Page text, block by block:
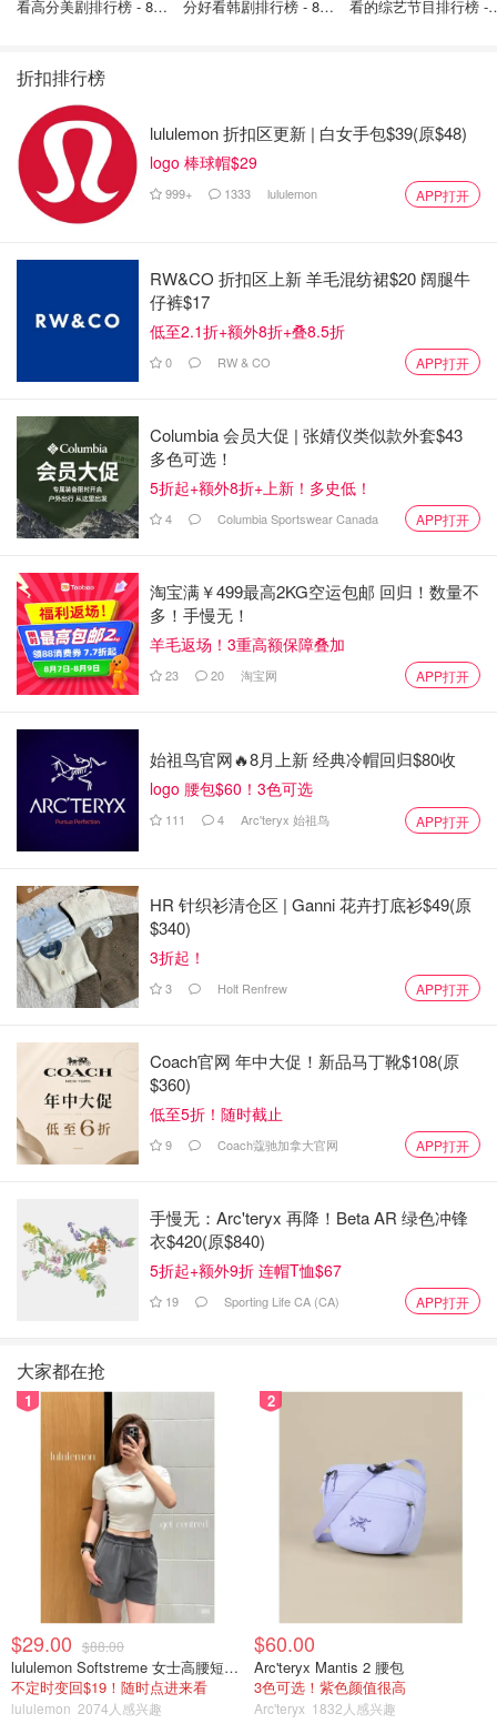
Missguided - Tangerine WaffleEmbroidered
Cropped Hoodie
$49.00
Top
$36.00
高腰绑带式
，略带法式风格，用蝴蝶结设计去缓冲
$43.00
Missguided US
购买
Missguided - Lilac Co Ord Plaid Mini Skirt
$36.00
Missguided US
高开叉
高开叉的穿搭又性感，又有效率，相当于直接将腿部用一种
裙，高开叉会更有韵味。
说到高开叉，第一个想到的就是咱们中式旗袍，自由走动的
时候，将身体曲线含蓄又优雅地展现出来。
裙，也能走出同样的效果。女孩子们穿它拍照的时候一定要
委屈膝盖露出大腿线条哦，超级迷人~
看高分美剧排行榜 - 8月
分好看韩剧排行榜 - 8月
看的综艺节目排行榜 -
折扣排行榜
lululemon 折扣区更新 | 白女手包$39(原$48)
logo 棒球帽$29
999+ 1333 lululemon APP打开
RW&CO 折扣区上新 羊毛混纺裙$20 阔腿牛
仔裤$17
低至2.1折+额外8折+叠8.5折
0 RW & CO APP打开
Columbia 会员大促 | 张婧仪类似款外套$43
多色可选！
5折起+额外8折+上新！多史低！
4 Columbia Sportswear Canada APP打开
淘宝满￥499最高2KG空运包邮 回归！数量不
多！手慢无！
羊毛返场！3重高额保障叠加
23 20 淘宝网 APP打开
始祖鸟官网🔥8月上新 经典冷帽回归$80收
logo 腰包$60！3色可选
111 4 Arc'teryx 始祖鸟 APP打开
HR 针织衫清仓区 | Ganni 花卉打底衫$49(原
$340)
3折起！
3 Holt Renfrew APP打开
Coach官网 年中大促！新品马丁靴$108(原
$360)
低至5折！随时截止
9 Coach蔻驰加拿大官网 APP打开
手慢无：Arc'teryx 再降！Beta AR 绿色冲锋
衣$420(原$840)
5折起+额外9折 连帽T恤$67
19 Sporting Life CA (CA) APP打开
大家都在抢
1
$29.00 $88.00
lululemon Softstreme 女士高腰短裤 10cm
不定时变回$19！随时点进来看
lululemon 2074人感兴趣
2
$60.00
Arc'teryx Mantis 2 腰包
3色可选！紫色颜值很高
Arc'teryx 1832人感兴趣